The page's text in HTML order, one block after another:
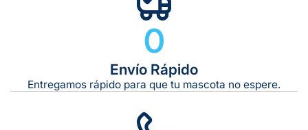
0
Envío Rápido
Entregamos rápido para que tu mascota no espere.